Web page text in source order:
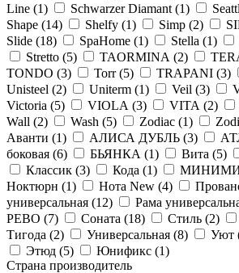
Line (1) Schwarzer Diamant (1)
Shape (14) Shelfy (1) Simp (2)
Slide (18) SpaHome (1) Stella (1)
Stretto (5) TAORMINA (2)
TONDO (3) Torr (5) TRAPANI (3)
Unisteel (2) Uniterm (1) Veil (3)
Victoria (5) VIOLA (3) VITA (2)
Wall (2) Wash (5) Zodiac (1)
Аванти (1) АЛИСА ДУБЛЬ (3)
боковая (6) БЬЯНКА (1) Вита (5)
Классик (3) Кода (1)
Ноктюрн (1) Нота New (4)
универсальная (12) Рама
РЕВО (7) Соната (18) Стиль (2)
Тигода (2) Универсальная (8) Уют
Этюд (5) Юнификс (1)
Страна производитель